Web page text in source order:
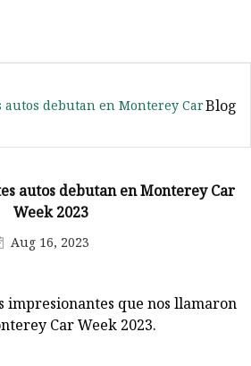
debutan en Monterey CarBlog
autos debutan en Monterey Car
Week 2023
Aug 16, 2023
impresionantes que nos llamaron
Car Week 2023.